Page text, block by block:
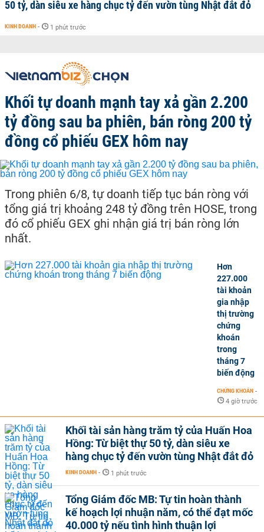
50 tỷ, dàn siêu xe hàng chục tỷ đến vườn tùng Nhật đắt đỏ
KINH DOANH - 1 phút trước
Khối tự doanh mạnh tay xả gần 2.200
tỷ đồng sau ba phiên, bán ròng 200 tỷ
đồng cổ phiếu GEX hôm nay
Trong phiên 6/8, tự doanh tiếp tục bán ròng với
tổng giá trị khoảng 248 tỷ đồng trên HOSE, trong
đó cổ phiếu GEX ghi nhận giá trị bán ròng lớn
nhất.
Hơn
227.000
tài khoản
gia nhập
thị trường
chứng
khoán
trong
tháng 7
biến động
CHỨNG KHOÁN -
4 giờ trước
Khối tài sản hàng trăm tỷ của Huấn Hoa
Hồng: Từ biệt thự 50 tỷ, dàn siêu xe
hàng chục tỷ đến vườn tùng Nhật đắt đỏ
KINH DOANH - 1 phút trước
Tổng Giám đốc MB: Tự tin hoàn thành
kế hoạch lợi nhuận năm, có thể đạt mốc
40.000 tỷ nếu tình hình thuận lợi